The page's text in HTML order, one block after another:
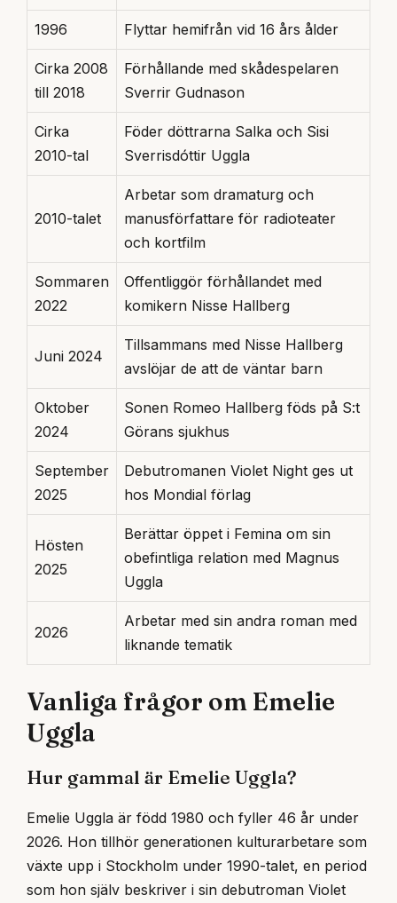
1996 Flyttar hemifrån vid 16 års ålder
Cirka 2008
till 2018
Förhållande med skådespelaren
Sverrir Gudnason
Cirka
2010-tal
Föder döttrarna Salka och Sisi
Sverrisdóttir Uggla
2010-talet
Arbetar som dramaturg och
manusförfattare för radioteater
och kortfilm
Sommaren
2022
Offentliggör förhållandet med
komikern Nisse Hallberg
Juni 2024
Tillsammans med Nisse Hallberg
avslöjar de att de väntar barn
Oktober
2024
Sonen Romeo Hallberg föds på S:t
Görans sjukhus
September
2025
Debutromanen Violet Night ges ut
hos Mondial förlag
Hösten
2025
Berättar öppet i Femina om sin
obefintliga relation med Magnus
Uggla
2026
Arbetar med sin andra roman med
liknande tematik
Vanliga frågor om Emelie
Uggla
Hur gammal är Emelie Uggla?
Emelie Uggla är född 1980 och fyller 46 år under
2026. Hon tillhör generationen kulturarbetare som
växte upp i Stockholm under 1990-talet, en period
som hon själv beskriver i sin debutroman Violet